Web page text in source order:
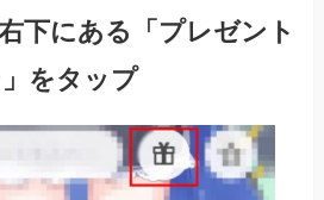
下にある「プレゼント
をタップ